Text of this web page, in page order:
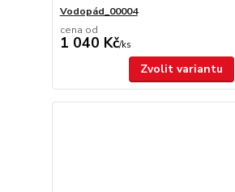
Vodopád_00004
cena od
1 040 Kč/ks
Zvolit variantu